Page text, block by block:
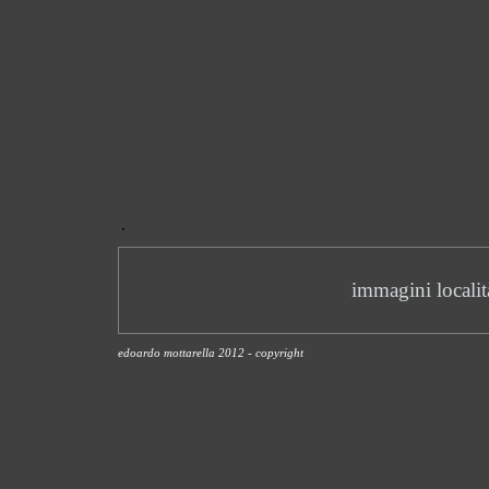
.
immagini
edoardo mottarella 2012 - copyright